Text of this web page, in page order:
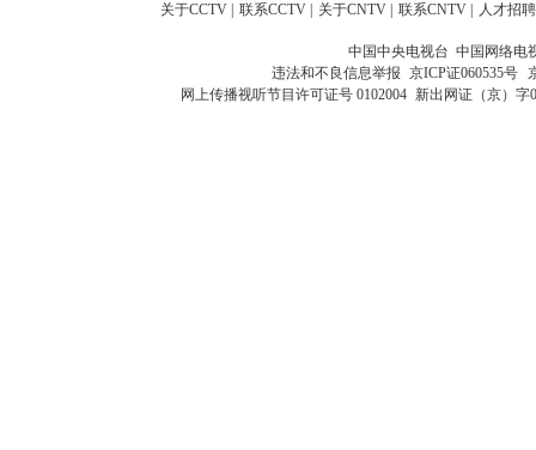
关于CCTV 联系CCTV 关于CNTV 联系CNTV 人才招聘
中国中央电视台 中国网络电
违法和不良信息举报 京ICP证060535号
网上传播视听节目许可证号 0102004 新出网证（京）